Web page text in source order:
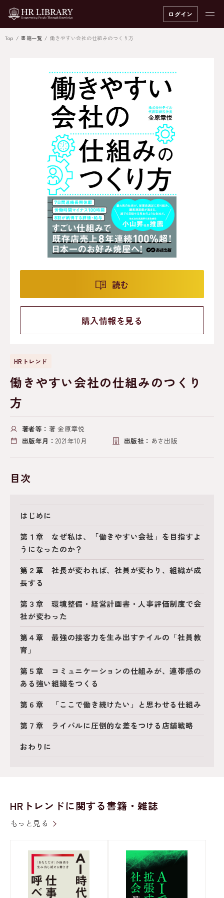
ログイン
Top 書籍一覧 働きやすい会社の仕組みのつくり方
読む
購入情報を見る
HRトレンド
働きやすい会社の仕組みのつくり
方
著者等： 著 金原章悦
出版年月： 2021年10月 出版社： あさ出版
目次
はじめに
第１章 なぜ私は、「働きやすい会社」を目指すよ
うになったのか？
第２章 社長が変われば、社員が変わり、組織が成
長する
第３章 環境整備・経営計画書・人事評価制度で会
社が変わった
第４章 最強の接客力を生み出すテイルの「社員教
育」
第５章 コミュニケーションの仕組みが、連帯感の
ある強い組織をつくる
第６章 「ここで働き続けたい」と思わせる仕組み
第７章 ライバルに圧倒的な差をつける店舗戦略
おわりに
HRトレンドに関する書籍・雑誌
もっと見る